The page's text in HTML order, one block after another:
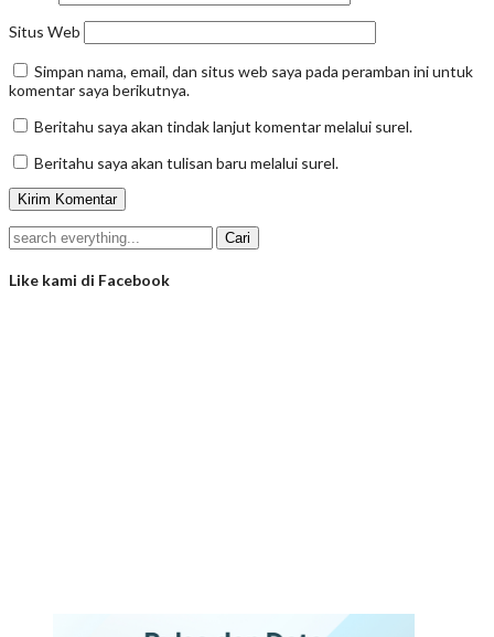
Situs Web
Simpan nama, email, dan situs web saya pada peramban ini untuk
komentar saya berikutnya.
Beritahu saya akan tindak lanjut komentar melalui surel.
Beritahu saya akan tulisan baru melalui surel.
Like kami di Facebook